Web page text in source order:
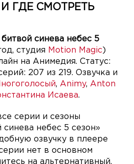
ГДЕ СМОТРЕТЬ
битвой синева небес 5
студия Motion Magic )
на Анимедия. Статус:
207 из 219. Озвучка и
, Animy, Anton
Исаева.
серии и сезоны
синева небес 5 сезон»
озвучку в плеере
нет в основном
на альтернативный.